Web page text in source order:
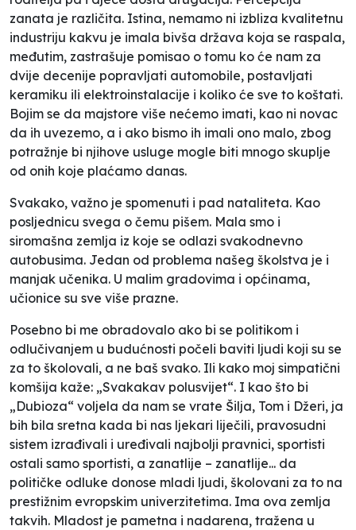
zanata je različita. Istina, nemamo ni izbliza kvalitetnu
industriju kakvu je imala bivša država koja se raspala,
međutim, zastrašuje pomisao o tomu ko će nam za
dvije decenije popravljati automobile, postavljati
keramiku ili elektroinstalacije i koliko će sve to koštati.
Bojim se da majstore više nećemo imati, kao ni novac
da ih uvezemo, a i ako bismo ih imali ono malo, zbog
potražnje bi njihove usluge mogle biti mnogo skuplje
od onih koje plaćamo danas.
Svakako, važno je spomenuti i pad nataliteta. Kao
posljednicu svega o čemu pišem. Mala smo i
siromašna zemlja iz koje se odlazi svakodnevno
autobusima. Jedan od problema našeg školstva je i
manjak učenika. U malim gradovima i općinama,
učionice su sve više prazne.
Posebno bi me obradovalo ako bi se politikom i
odlučivanjem u budućnosti počeli baviti ljudi koji su se
za to školovali, a ne baš svako. Ili kako moj simpatični
komšija kaže: „Svakakav polusvijet“. I kao što bi
„Dubioza“ voljela da nam se vrate Šilja, Tom i Džeri, ja
bih bila sretna kada bi nas ljekari liječili, pravosudni
sistem izrađivali i uređivali najbolji pravnici, sportisti
ostali samo sportisti, a zanatlije – zanatlije... da
političke odluke donose mladi ljudi, školovani za to na
prestižnim evropskim univerzitetima. Ima ova zemlja
takvih. Mladost je pametna i nadarena, tražena u